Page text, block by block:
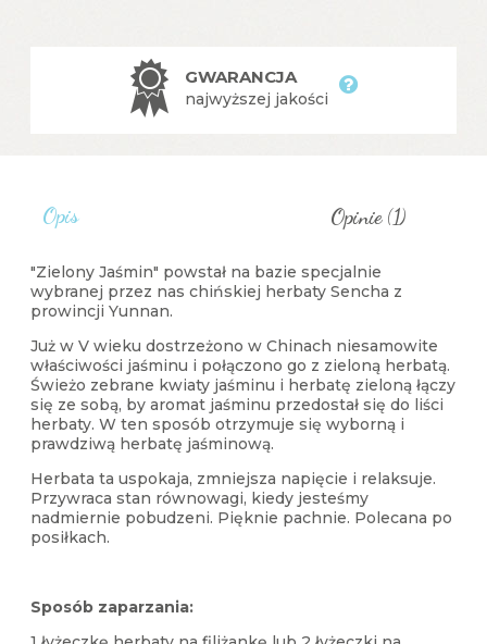
GWARANCJA
najwyższej jakości

Opis Opinie (1)
"Zielony Jaśmin" powstał na bazie specjalnie
wybranej przez nas chińskiej herbaty Sencha z
prowincji Yunnan.
Już w V wieku dostrzeżono w Chinach niesamowite
właściwości jaśminu i połączono go z zieloną herbatą.
Świeżo zebrane kwiaty jaśminu i herbatę zieloną łączy
się ze sobą, by aromat jaśminu przedostał się do liści
herbaty. W ten sposób otrzymuje się wyborną i
prawdziwą herbatę jaśminową.
Herbata ta uspokaja, zmniejsza napięcie i relaksuje.
Przywraca stan równowagi, kiedy jesteśmy
nadmiernie pobudzeni. Pięknie pachnie. Polecana po
posiłkach.
Sposób zaparzania: